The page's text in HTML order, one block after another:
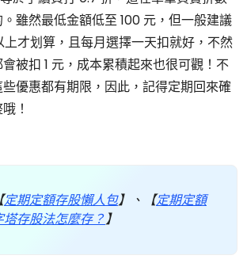
雖然最低金額低至 100 元，但一般建議
才划算，且每月選擇一天扣就好，不然
被扣 1 元，成本累積起來也很可觀！不
優惠都有期限，因此，記得定期回來確
！
定期定額存股懶人包】、【定期定額
塔存股法怎麼存？ 】